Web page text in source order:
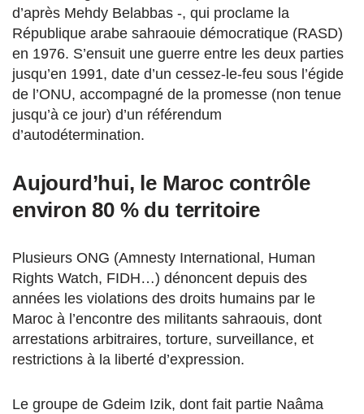
d’après Mehdy Belabbas -, qui proclame la
République arabe sahraouie démocratique (RASD)
en 1976. S’ensuit une guerre entre les deux parties
jusqu’en 1991, date d’un cessez-le-feu sous l’égide
de l’ONU, accompagné de la promesse (non tenue
jusqu’à ce jour) d’un référendum
d’autodétermination.
Aujourd’hui, le Maroc contrôle
environ 80 % du territoire
Plusieurs ONG (Amnesty International, Human
Rights Watch, FIDH…) dénoncent depuis des
années les violations des droits humains par le
Maroc à l’encontre des militants sahraouis, dont
arrestations arbitraires, torture, surveillance, et
restrictions à la liberté d’expression.
Le groupe de Gdeim Izik, dont fait partie Naâma